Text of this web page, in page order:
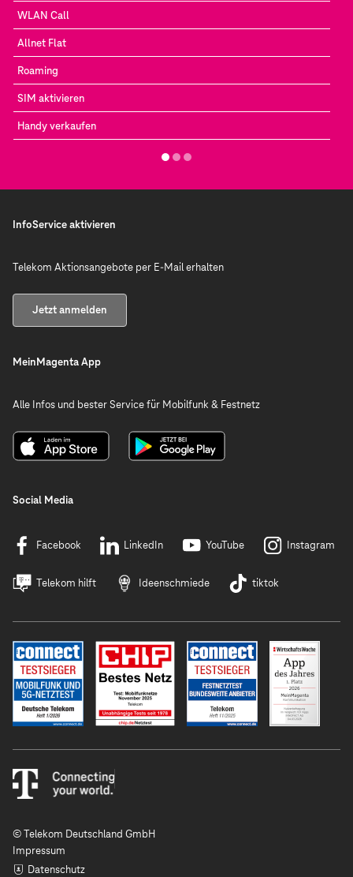
WLAN Call
Allnet Flat
Roaming
SIM aktivieren
Handy verkaufen
InfoService aktivieren
Telekom Aktionsangebote per E-Mail erhalten
Jetzt anmelden
MeinMagenta App
Alle Infos und bester Service für Mobilfunk & Festnetz
Social Media
Facebook LinkedIn YouTube Instagram
Telekom hilft Ideenschmiede tiktok
© Telekom Deutschland GmbH
Impressum
Datenschutz